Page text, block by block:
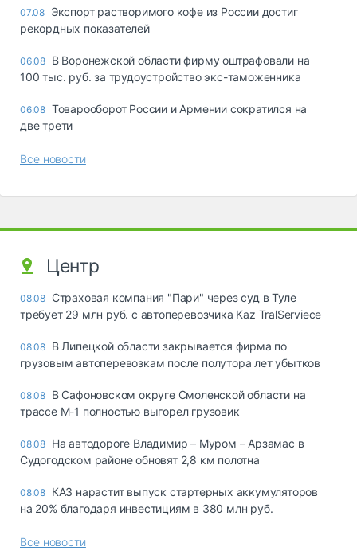
07.08 Экспорт растворимого кофе из России достиг
рекордных показателей
06.08 В Воронежской области фирму оштрафовали на
100 тыс. руб. за трудоустройство экс-таможенника
06.08 Товарооборот России и Армении сократился на
две трети
Все новости
Центр
08.08 Страховая компания "Пари" через суд в Туле
требует 29 млн руб. с автоперевозчика Kaz TralServiece
08.08 В Липецкой области закрывается фирма по
грузовым автоперевозкам после полутора лет убытков
08.08 В Сафоновском округе Смоленской области на
трассе М-1 полностью выгорел грузовик
08.08 На автодороге Владимир – Муром – Арзамас в
Судогодском районе обновят 2,8 км полотна
08.08 КАЗ нарастит выпуск стартерных аккумуляторов
на 20% благодаря инвестициям в 380 млн руб.
Все новости